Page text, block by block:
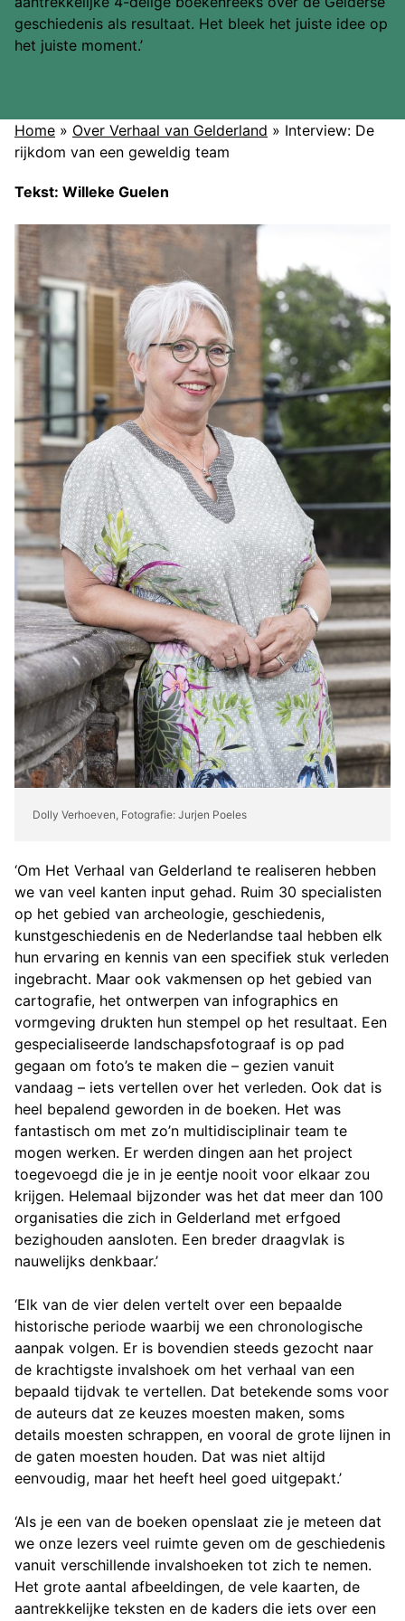
geschiedenis als resultaat. Het bleek het juiste idee op
het juiste moment.’
Home » Over Verhaal van Gelderland » Interview: De
rijkdom van een geweldig team
Tekst: Willeke Guelen
Dolly Verhoeven, Fotografie: Jurjen Poeles
‘Om Het Verhaal van Gelderland te realiseren hebben
we van veel kanten input gehad. Ruim 30 specialisten
op het gebied van archeologie, geschiedenis,
kunstgeschiedenis en de Nederlandse taal hebben elk
hun ervaring en kennis van een specifiek stuk verleden
ingebracht. Maar ook vakmensen op het gebied van
cartografie, het ontwerpen van infographics en
vormgeving drukten hun stempel op het resultaat. Een
gespecialiseerde landschapsfotograaf is op pad
gegaan om foto’s te maken die – gezien vanuit
vandaag – iets vertellen over het verleden. Ook dat is
heel bepalend geworden in de boeken. Het was
fantastisch om met zo’n multidisciplinair team te
mogen werken. Er werden dingen aan het project
toegevoegd die je in je eentje nooit voor elkaar zou
krijgen. Helemaal bijzonder was het dat meer dan 100
organisaties die zich in Gelderland met erfgoed
bezighouden aansloten. Een breder draagvlak is
nauwelijks denkbaar.’
‘Elk van de vier delen vertelt over een bepaalde
historische periode waarbij we een chronologische
aanpak volgen. Er is bovendien steeds gezocht naar
de krachtigste invalshoek om het verhaal van een
bepaald tijdvak te vertellen. Dat betekende soms voor
de auteurs dat ze keuzes moesten maken, soms
details moesten schrappen, en vooral de grote lijnen in
de gaten moesten houden. Dat was niet altijd
eenvoudig, maar het heeft heel goed uitgepakt.’
‘Als je een van de boeken openslaat zie je meteen dat
we onze lezers veel ruimte geven om de geschiedenis
vanuit verschillende invalshoeken tot zich te nemen.
Het grote aantal afbeeldingen, de vele kaarten, de
aantrekkelijke teksten en de kaders die iets over een